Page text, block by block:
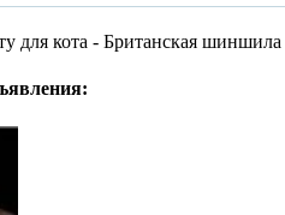
для кота - Британская шиншила